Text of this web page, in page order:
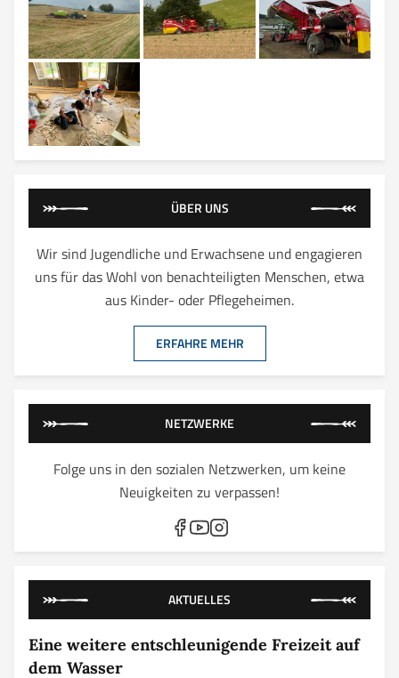
ÜBER UNS
Wir sind Jugendliche und Erwachsene und engagieren
uns für das Wohl von benachteiligten Menschen, etwa
aus Kinder- oder Pflegeheimen.
ERFAHRE MEHR
NETZWERKE
Folge uns in den sozialen Netzwerken, um keine
Neuigkeiten zu verpassen!
AKTUELLES
Eine weitere entschleunigende Freizeit auf
dem Wasser